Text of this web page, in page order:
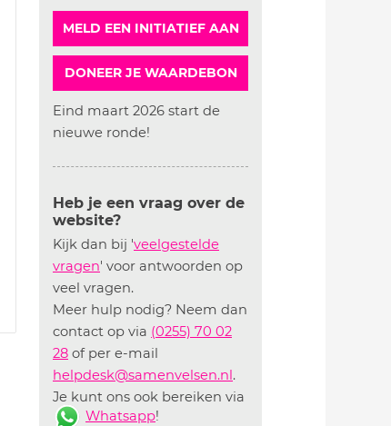
MELD EEN INITIATIEF AAN
DONEER JE WAARDEBON
Eind maart 2026 start de
nieuwe ronde!
Heb je een vraag over de
website?
Kijk dan bij 'veelgestelde
vragen' voor antwoorden op
veel vragen.
Meer hulp nodig? Neem dan
contact op via (0255) 70 02
28 of per e-mail
helpdesk@samenvelsen.nl.
Je kunt ons ook bereiken via
Whatsapp!